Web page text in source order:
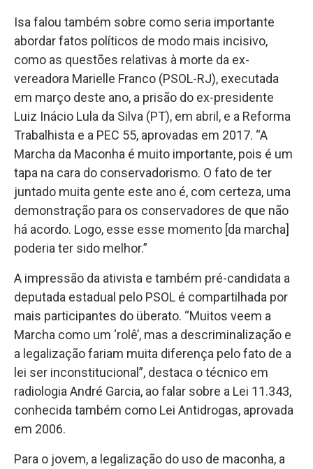
Isa falou também sobre como seria importante
abordar fatos políticos de modo mais incisivo,
como as questões relativas à morte da ex-
vereadora Marielle Franco (PSOL-RJ), executada
em março deste ano, a prisão do ex-presidente
Luiz Inácio Lula da Silva (PT), em abril, e a Reforma
Trabalhista e a PEC 55, aprovadas em 2017. “A
Marcha da Maconha é muito importante, pois é um
tapa na cara do conservadorismo. O fato de ter
juntado muita gente este ano é, com certeza, uma
demonstração para os conservadores de que não
há acordo. Logo, esse esse momento [da marcha]
poderia ter sido melhor.”
A impressão da ativista e também pré-candidata a
deputada estadual pelo PSOL é compartilhada por
mais participantes do überato. “Muitos veem a
Marcha como um ‘rolê’, mas a descriminalização e
a legalização fariam muita diferença pelo fato de a
lei ser inconstitucional”, destaca o técnico em
radiologia André Garcia, ao falar sobre a Lei 11.343,
conhecida também como Lei Antidrogas, aprovada
em 2006.
Para o jovem, a legalização do uso de maconha, a